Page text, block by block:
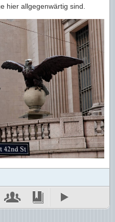
hier allgegenwärtig sind.